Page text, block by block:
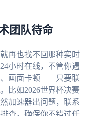
团队待命
再也找不回那种实时
小时在线，不管你遇
画面卡顿——只要联
比如2026世界杯决赛
加速器出问题，联系
查，确保你不错过任